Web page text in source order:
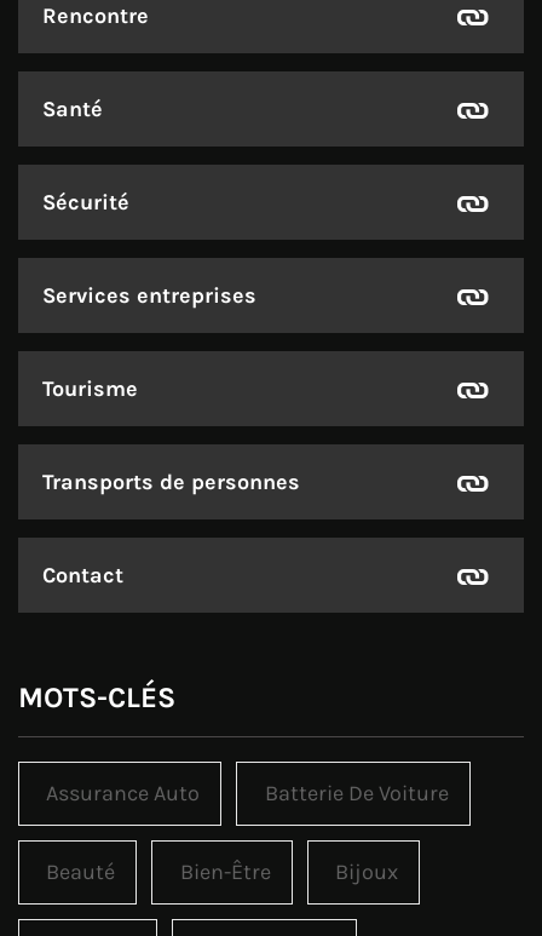
Rencontre
Santé
Sécurité
Services entreprises
Tourisme
Transports de personnes
Contact
MOTS-CLÉS
Assurance Auto Batterie De Voiture
Beauté Bien-Être Bijoux